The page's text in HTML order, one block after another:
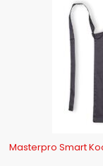
Masterpro Smart